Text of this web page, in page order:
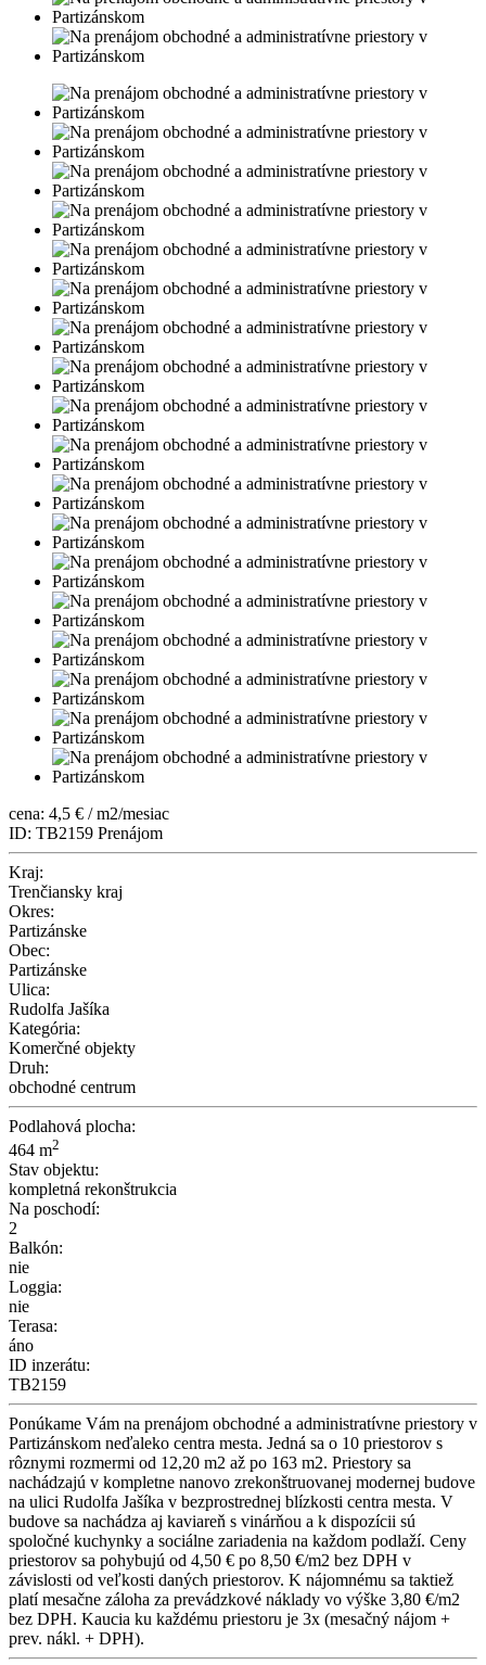
cena: 4,5 € / m2/mesiac
ID: TB2159 Prenájom
Kraj:
Trenčiansky kraj
Okres:
Partizánske
Obec:
Partizánske
Ulica:
Rudolfa Jašíka
Kategória:
Komerčné objekty
Druh:
obchodné centrum
Podlahová plocha:
464 m2
Stav objektu:
kompletná rekonštrukcia
Na poschodí:
2
Balkón:
nie
Loggia:
nie
Terasa:
áno
ID inzerátu:
TB2159
Ponúkame Vám na prenájom obchodné a administratívne priestory v
Partizánskom neďaleko centra mesta. Jedná sa o 10 priestorov s
rôznymi rozmermi od 12,20 m2 až po 163 m2. Priestory sa
nachádzajú v kompletne nanovo zrekonštruovanej modernej budove
na ulici Rudolfa Jašíka v bezprostrednej blízkosti centra mesta. V
budove sa nachádza aj kaviareň s vinárňou a k dispozícii sú
spoločné kuchynky a sociálne zariadenia na každom podlaží. Ceny
priestorov sa pohybujú od 4,50 € po 8,50 €/m2 bez DPH v
závislosti od veľkosti daných priestorov. K nájomnému sa taktiež
platí mesačne záloha za prevádzkové náklady vo výške 3,80 €/m2
bez DPH. Kaucia ku každému priestoru je 3x (mesačný nájom +
prev. nákl. + DPH).